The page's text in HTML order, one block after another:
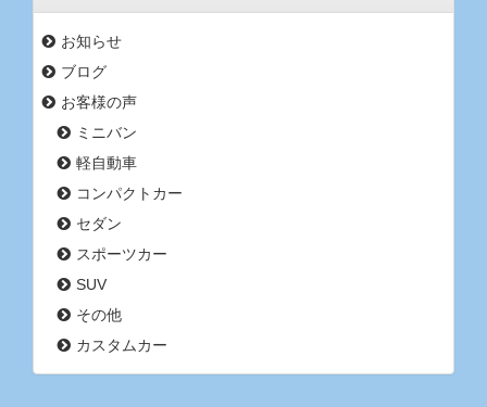
お知らせ
ブログ
お客様の声
ミニバン
軽自動車
コンパクトカー
セダン
スポーツカー
SUV
その他
カスタムカー